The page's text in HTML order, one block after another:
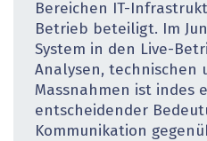
Bereichen IT-
Betrieb beteiligt. Im
System in den Live-
Analysen, technischen
Massnahmen ist indes
entscheidender
Kommunikation